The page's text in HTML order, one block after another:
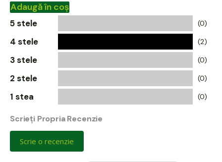
Adaugă în coș
5 stele (0)
4 stele (2)
3 stele (0)
2 stele (0)
1 stea (0)
Scrieți Propria Recenzie
Scrie o recenzie